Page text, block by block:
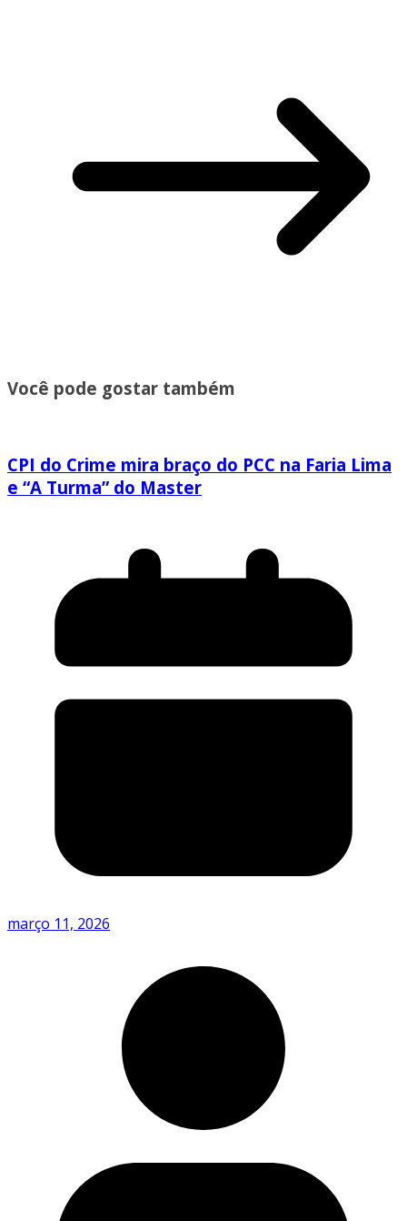
Você pode gostar também
CPI do Crime mira braço do PCC na Faria Lima
e “A Turma” do Master
março 11, 2026